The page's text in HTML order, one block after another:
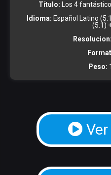
Título: Los 4
Idioma: Español Latino
(5.1)
Resolucion:
Peso: